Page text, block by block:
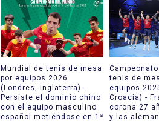
Mundial de tenis de mesa
por equipos 2026
(Londres, Inglaterra) -
Persiste el dominio chino
con el equipo masculino
español metiéndose en 1ª
tenis de
equipos
Croacia) -
corona 27
y las